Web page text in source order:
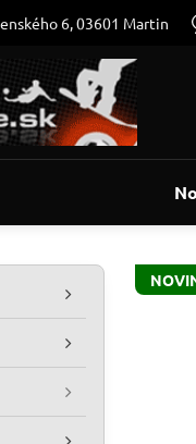
6, 03601 Martin